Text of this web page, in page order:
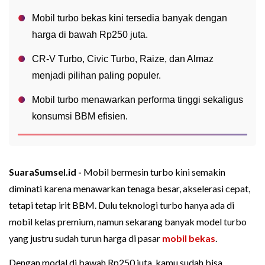
Mobil turbo bekas kini tersedia banyak dengan
harga di bawah Rp250 juta.
CR-V Turbo, Civic Turbo, Raize, dan Almaz
menjadi pilihan paling populer.
Mobil turbo menawarkan performa tinggi sekaligus
konsumsi BBM efisien.
SuaraSumsel.id - Mobil bermesin turbo kini semakin
diminati karena menawarkan tenaga besar, akselerasi cepat,
tetapi tetap irit BBM. Dulu teknologi turbo hanya ada di
mobil kelas premium, namun sekarang banyak model turbo
yang justru sudah turun harga di pasar mobil bekas.
Dengan modal di bawah Rp250 juta, kamu sudah bisa